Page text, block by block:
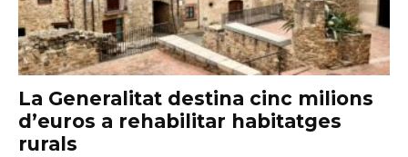
La Generalitat destina cinc milions
d’euros a rehabilitar habitatges
rurals